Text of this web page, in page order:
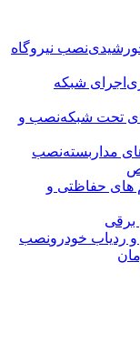
نصب نیروگاه
اجرای شبکه
نصب و
نصب
برقی
نصب